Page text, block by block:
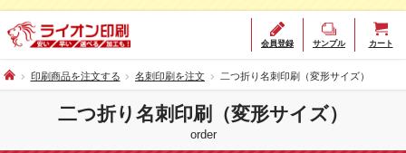
会員登録 サンプル カート
印刷商品を注文する 名刺印刷を注文 二つ折り名刺印刷（変形サイズ）
二つ折り名刺印刷（変形サイズ）
order